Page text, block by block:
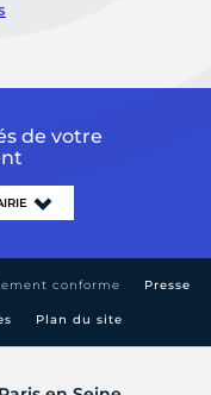
de votre
conforme Presse
Plan du site